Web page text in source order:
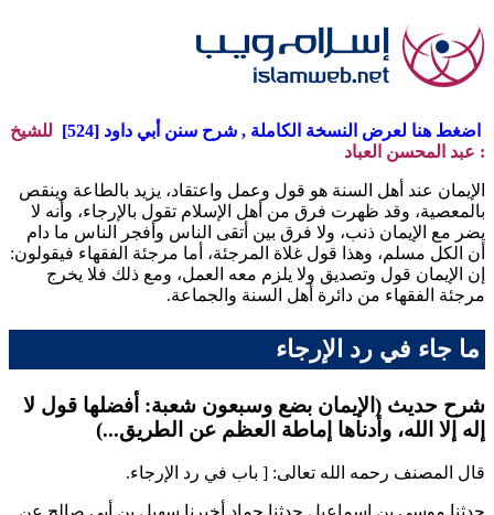
اضغط هنا لعرض النسخة الكاملة , شرح سنن أبي داود [524]
للشيخ
: عبد المحسن العباد
الإيمان عند أهل السنة هو قول وعمل واعتقاد، يزيد بالطاعة وينقص
بالمعصية، وقد ظهرت فرق من أهل الإسلام تقول بالإرجاء، وأنه لا
يضر مع الإيمان ذنب، ولا فرق بين أتقى الناس وأفجر الناس ما دام
أن الكل مسلم، وهذا قول غلاة المرجئة، أما مرجئة الفقهاء فيقولون:
إن الإيمان قول وتصديق ولا يلزم معه العمل، ومع ذلك فلا يخرج
مرجئة الفقهاء من دائرة أهل السنة والجماعة.
ما جاء في رد الإرجاء
شرح حديث (الإيمان بضع وسبعون شعبة: أفضلها قول لا
إله إلا الله، وأدناها إماطة العظم عن الطريق...)
قال المصنف رحمه الله تعالى: [ باب في رد الإرجاء.